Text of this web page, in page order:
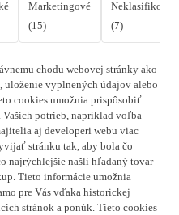
Marketingové
(15)
(7)
chodu webovej stránky ako
vyplnených údajov alebo
cookies umožnia prispôsobiť
potrieb, napríklad voľba
aj developeri webu viac
stránku tak, aby bola čo
najrýchlejšie našli hľadaný tovar
Tieto informácie umožnia
pre Vás vďaka historickej
stránok a ponúk. Tieto cookies